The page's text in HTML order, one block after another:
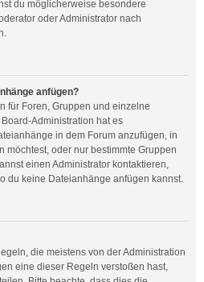
du möglicherweise besondere
oder Administrator nach
anfügen?
für Foren, Gruppen und einzelne
Administration hat es
in dem Forum anzufügen, in
möchtest, oder nur bestimmte Gruppen
einen Administrator kontaktieren,
du keine Dateianhänge anfügen kannst.
die meistens von der Administration
eine dieser Regeln verstoßen hast,